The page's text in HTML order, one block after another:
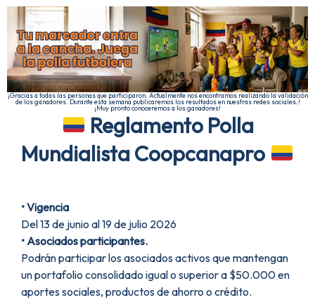
¡Gracias a todas las personas que participaron. Actualmente nos encontramos realizando la validación
de los ganadores. Durante esta semana publicaremos los resultados en nuestras redes sociales.!
¡Muy pronto conoceremos a los ganadores!
Reglamento Polla
Mundialista Coopcanapro
• Vigencia
Del 13 de junio al 19 de julio 2026
• Asociadosparticipantes.
Podrán participar los asociados activos que mantengan
un portafolio consolidado igual o superior a $50.000 en
aportes sociales, productos de ahorro o crédito.